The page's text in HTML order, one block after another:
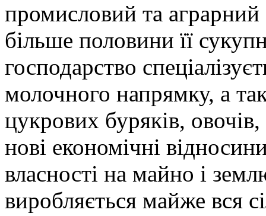
промисловий та аграрний
більше половини її
господарство
молочного напрямку, а
цукрових буряків,
нові економічні
власності на майно і
виробляється майже вся